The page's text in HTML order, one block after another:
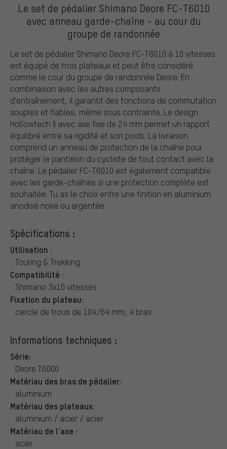
Le set de pédalier Shimano Deore FC-T6010
avec anneau garde-chaîne - au cour du
groupe de randonnée
Le set de pédalier Shimano Deore FC-T6010 à 10 vitesses
est équipé de trois plateaux et peut être considéré
comme le cour du groupe de randonnée Deore. En
combinaison avec les autres composants
d'entraînement, il garantit des fonctions de commutation
souples et fiables, même sous contrainte. Le design
Hollowtech II avec axe fixe de 24 mm permet un rapport
équilibré entre sa rigidité et son poids. La livraison
comprend un anneau de protection de la chaîne pour
protéger le pantalon du cycliste de tout contact avec la
chaîne. Le pédalier FC-T6010 est également compatible
avec les garde-chaînes si une protection complète est
souhaitée. Tu as le choix entre une finition en aluminium
anodisé noire ou argentée.
Spécifications :
Utilisation :
Touring & Trekking
Compatibilité :
Shimano 3x10 vitesses
Fixation du plateau:
cercle de trous de 104/64 mm, 4 bras
Informations techniques :
Série:
Deore T6000
Matériau des bras de pédalier:
aluminium
Matériau des plateaux:
aluminium / acier / acier
Matériau de l'axe :
acier